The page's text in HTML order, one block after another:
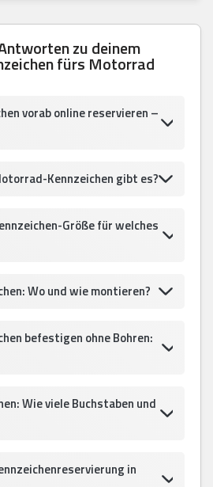
zu deinem
fürs Motorrad
vorab online reservieren –
Kennzeichen gibt es?
Größe für welches
Wo und wie montieren?
befestigen ohne Bohren:
Wie viele Buchstaben und
in